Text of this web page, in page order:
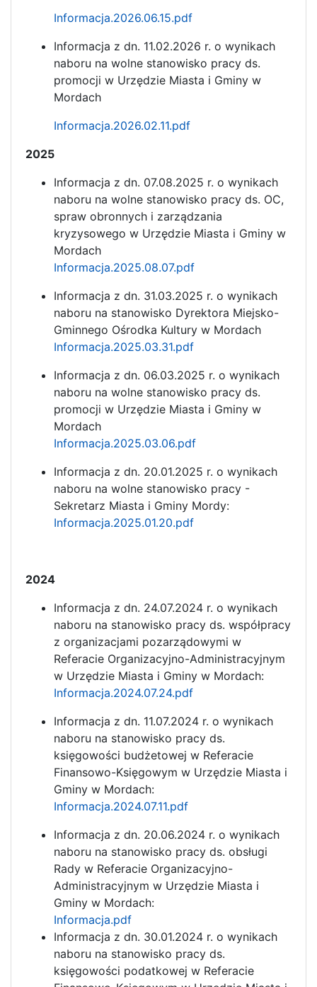
Informacja.2026.06.15.pdf
Informacja z dn. 11.02.2026 r. o wynikach
naboru na wolne stanowisko pracy ds.
promocji w Urzędzie Miasta i Gminy w
Mordach
Informacja.2026.02.11.pdf
2025
Informacja z dn. 07.08.2025 r. o wynikach
naboru na wolne stanowisko pracy ds. OC,
spraw obronnych i zarządzania
kryzysowego w Urzędzie Miasta i Gminy w
Mordach
Informacja.2025.08.07.pdf
Informacja z dn. 31.03.2025 r. o wynikach
naboru na stanowisko Dyrektora Miejsko-
Gminnego Ośrodka Kultury w Mordach
Informacja.2025.03.31.pdf
Informacja z dn. 06.03.2025 r. o wynikach
naboru na wolne stanowisko pracy ds.
promocji w Urzędzie Miasta i Gminy w
Mordach
Informacja.2025.03.06.pdf
Informacja z dn. 20.01.2025 r. o wynikach
naboru na wolne stanowisko pracy -
Sekretarz Miasta i Gminy Mordy:
Informacja.2025.01.20.pdf
2024
Informacja z dn. 24.07.2024 r. o wynikach
naboru na stanowisko pracy ds. współpracy
z organizacjami pozarządowymi w
Referacie Organizacyjno-Administracyjnym
w Urzędzie Miasta i Gminy w Mordach:
Informacja.2024.07.24.pdf
Informacja z dn. 11.07.2024 r. o wynikach
naboru na stanowisko pracy ds.
księgowości budżetowej w Referacie
Finansowo-Księgowym w Urzędzie Miasta i
Gminy w Mordach:
Informacja.2024.07.11.pdf
Informacja z dn. 20.06.2024 r. o wynikach
naboru na stanowisko pracy ds. obsługi
Rady w Referacie Organizacyjno-
Administracyjnym w Urzędzie Miasta i
Gminy w Mordach:
Informacja.pdf
Informacja z dn. 30.01.2024 r. o wynikach
naboru na stanowisko pracy ds.
księgowości podatkowej w Referacie